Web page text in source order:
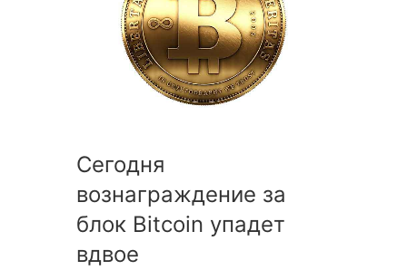
Сегодня
вознаграждение за
блок Bitcoin упадет
вдвое